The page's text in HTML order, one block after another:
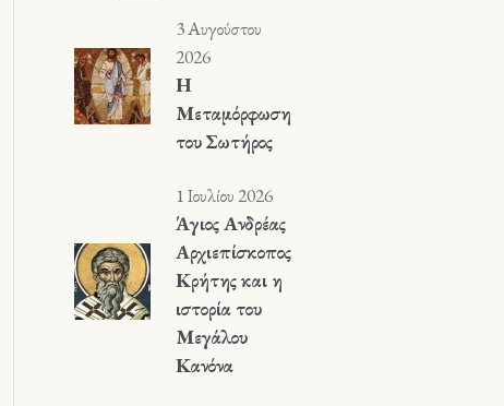
3 Αυγούστου
2026
Η
Μεταμόρφωση
του Σωτήρος
1 Ιουλίου 2026
Άγιος Ανδρέας
Αρχιεπίσκοπος
Κρήτης και η
ιστορία του
Μεγάλου
Κανόνα